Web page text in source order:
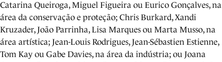
Catarina Queiroga, Miguel Figueira ou Eurico Gonçalves, na
área da conservação e proteção; Chris Burkard, Xandi
Kruzader, João Parrinha, Lisa Marques ou Marta Musso, na
área artística; Jean-Louis Rodrigues, Jean-Sébastien Estienne,
Tom Kay ou Gabe Davies, na área da indústria; ou Joana